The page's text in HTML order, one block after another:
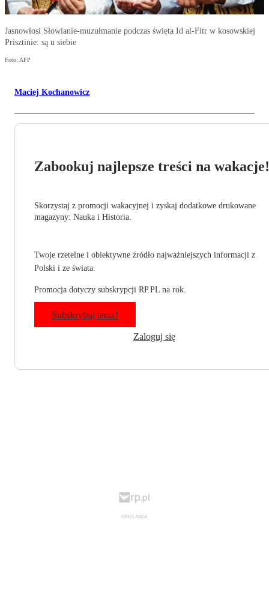
Jasnowłosi Słowianie-muzułmanie podczas święta Id al-Fitr w kosowskiej
Prisztinie: są u siebie
Foto: AFP
Maciej Kochanowicz
Zabookuj najlepsze treści na wakacje!
Skorzystaj z promocji wakacyjnej i zyskaj dodatkowe drukowane
magazyny: Nauka i Historia.
Twoje rzetelne i obiektywne źródło najważniejszych informacji z
Polski i ze świata.
Promocja dotyczy subskrypcji RP.PL na rok.
Subskrybuj teraz!
Zaloguj się